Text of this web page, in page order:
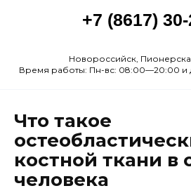
+7 (8617)
Новороссийск,
Время работы: Пн-вс: 08:00—20:00 и
Что такое
костной ткани в
человека